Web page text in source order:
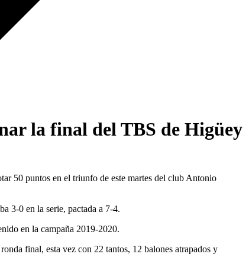
la final del TBS de Higüey
50 puntos en el triunfo de este martes del club Antonio
3-0 en la serie, pactada a 7-4.
en la campaña 2019-2020.
final, esta vez con 22 tantos, 12 balones atrapados y